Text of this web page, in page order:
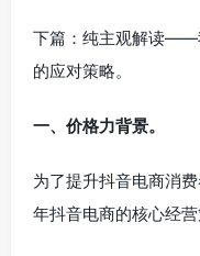
下篇：纯主观解读——
的应对策略。
一、价格力背景。
为了提升抖音电商消
年抖音电商的核心经营